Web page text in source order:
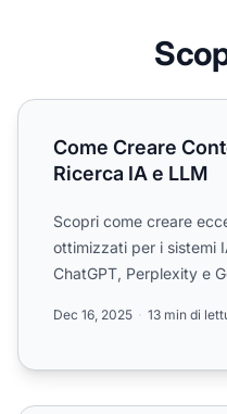
Come Creare Contenuti
Come Creare
Ricerca IA e LLM
Scopri come creare
ottimizzati per i sistemi
ChatGPT, Perplexity e
Dec 16, 2025 13 min di